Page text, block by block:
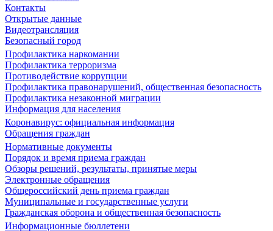
Контакты
Открытые данные
Видеотрансляция
Безопасный город
Профилактика наркомании
Профилактика терроризма
Противодействие коррупции
Профилактика правонарушений, общественная безопасность
Профилактика незаконной миграции
Информация для населения
Коронавирус: официальная информация
Обращения граждан
Нормативные документы
Порядок и время приема граждан
Обзоры решений, результаты, принятые меры
Электронные обращения
Общероссийский день приема граждан
Муниципальные и государственные услуги
Гражданская оборона и общественная безопасность
Информационные бюллетени